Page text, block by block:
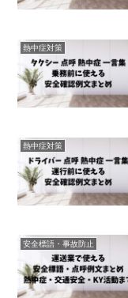
熱中症対策
熱中症対策
安全標語・事故防止